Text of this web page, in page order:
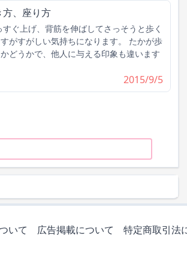
方、座り方
ぐ上げ、背筋を伸ばしてさっそうと歩く
がすがしい気持ちになります。 たかが歩
どうかで、他人に与える印象も違います
2015/9/5
いて 広告掲載について 特定商取引法